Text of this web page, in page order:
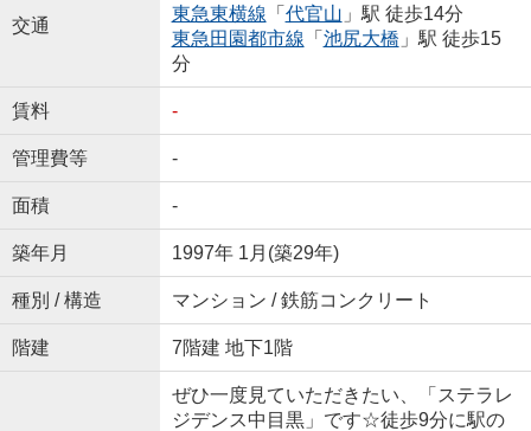
交通
東急東横線 「 代官山 」駅 徒歩14分
東急田園都市線 「 池尻大橋 」駅 徒歩15
分
賃料 -
管理費等 -
面積 -
築年月 1997年 1月(築29年)
種別 / 構造 マンション / 鉄筋コンクリート
階建 7階建 地下1階
ぜひ一度見ていただきたい、「ステラレ
ジデンス中目黒」です☆徒歩9分に駅の